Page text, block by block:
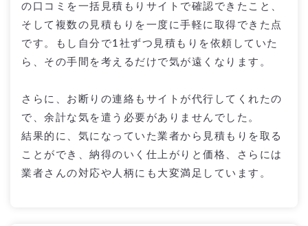
の口コミを一括見積もりサイトで確認できたこと、
そして複数の見積もりを一度に手軽に取得できた点
です。もし自分で1社ずつ見積もりを依頼していた
ら、その手間を考えるだけで気が遠くなります。
さらに、お断りの連絡もサイトが代行してくれたの
で、余計な気を遣う必要がありませんでした。
結果的に、気になっていた業者から見積もりを取る
ことができ、納得のいく仕上がりと価格、さらには
業者さんの対応や人柄にも大変満足しています。